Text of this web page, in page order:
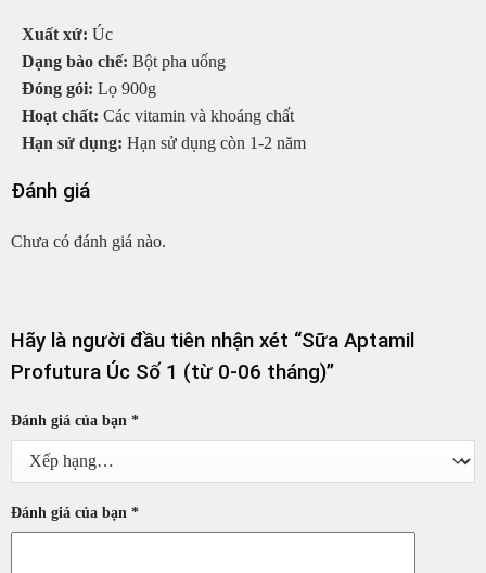
Xuất xứ: Úc
Dạng bào chế: Bột pha uống
Đóng gói: Lọ 900g
Hoạt chất: Các vitamin và khoáng chất
Hạn sử dụng: Hạn sử dụng còn 1-2 năm
Đánh giá
Chưa có đánh giá nào.
Hãy là người đầu tiên nhận xét “Sữa Aptamil
Profutura Úc Số 1 (từ 0-06 tháng)”
Đánh giá của bạn *
Đánh giá của bạn *